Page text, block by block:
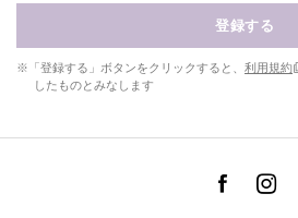
登録する
※「登録する」ボタンをクリックすると、 利用規約
したものとみなします